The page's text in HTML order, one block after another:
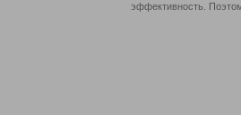
эффективность.